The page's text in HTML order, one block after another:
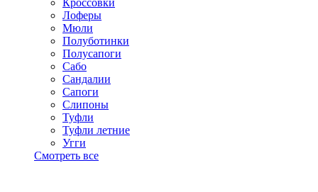
Кроссовки
Лоферы
Мюли
Полуботинки
Полусапоги
Сабо
Сандалии
Сапоги
Слипоны
Туфли
Туфли летние
Угги
Смотреть все